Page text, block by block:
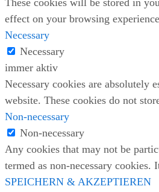
These cookies will be stored in
effect on your browsing
Necessary
Necessary
immer aktiv
Necessary cookies are absolutely
website. These cookies do not
Non-necessary
Non-necessary
Any cookies that may not be
termed as non-necessary
SPEICHERN & AKZEPTIEREN